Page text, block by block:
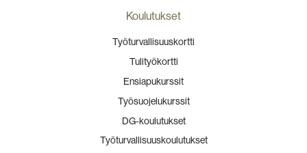
Koulutukset
Työturvallisuuskortti
Tulityökortti
Ensiapukurssit
Työsuojelukurssit
DG-koulutukset
Työturvallisuuskoulutukset